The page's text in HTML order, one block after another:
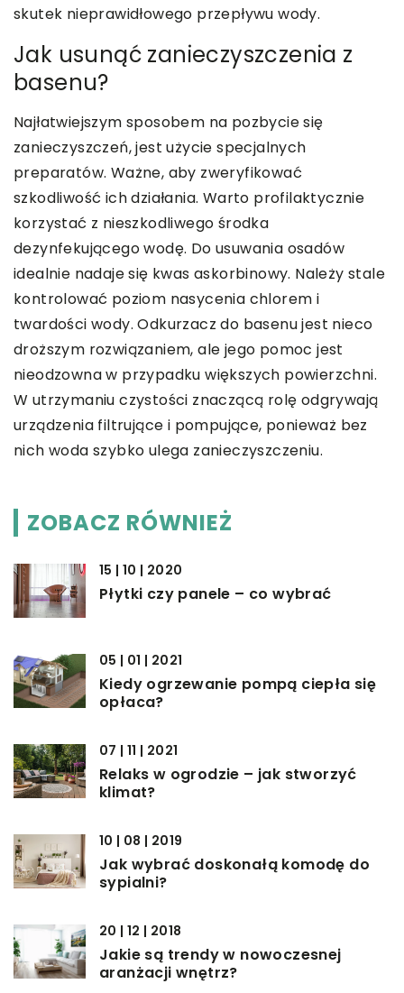
skutek nieprawidłowego przepływu wody.
Jak usunąć zanieczyszczenia z
basenu?
Najłatwiejszym sposobem na pozbycie się
zanieczyszczeń, jest użycie specjalnych
preparatów. Ważne, aby zweryfikować
szkodliwość ich działania. Warto profilaktycznie
korzystać z nieszkodliwego środka
dezynfekującego wodę. Do usuwania osadów
idealnie nadaje się kwas askorbinowy. Należy stale
kontrolować poziom nasycenia chlorem i
twardości wody. Odkurzacz do basenu jest nieco
droższym rozwiązaniem, ale jego pomoc jest
nieodzowna w przypadku większych powierzchni.
W utrzymaniu czystości znaczącą rolę odgrywają
urządzenia filtrujące i pompujące, ponieważ bez
nich woda szybko ulega zanieczyszczeniu.
ZOBACZ RÓWNIEŻ
15 | 10 | 2020
Płytki czy panele – co wybrać
05 | 01 | 2021
Kiedy ogrzewanie pompą ciepła się
opłaca?
07 | 11 | 2021
Relaks w ogrodzie – jak stworzyć
klimat?
10 | 08 | 2019
Jak wybrać doskonałą komodę do
sypialni?
20 | 12 | 2018
Jakie są trendy w nowoczesnej
aranżacji wnętrz?